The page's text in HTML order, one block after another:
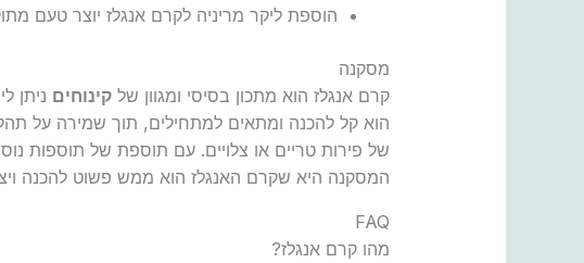
הוספת ליקר מריניה לקרם אנגלז יוצר טעם
מסקנה
קרם אנגלז הוא מתכון בסיסי ומגוון של קינוחים ניתן
הוא קל להכנה ומתאים למתחילים, תוך שמירה על
של פירות טריים או צלויים. עם תוספת של תוספות
המסקנה היא שקרם האנגלז הוא ממש פשוט להכנה
FAQ
מהו קרם אנגלז?